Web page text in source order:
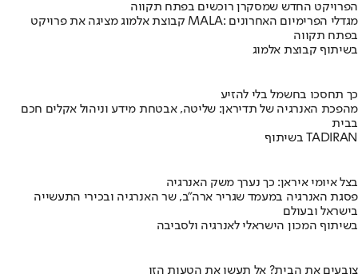
הפרויקט החדש שמסקרן רוכשים בפתח תקווה
קבוצת אלמוג מציגה את פרויקט MALA: מגדלי הפרימיום האחרונים
בפתח תקווה
בשיתוף קבוצת אלמוג
כך תחסכו בחשמל בלי להזיע
מהפכת האנרגיה של תדיראן: שליטה, אבטחת מידע וניהול אקלים חכם
בבית
בשיתוף TADIRAN
בצל איומי איראן: כך נערך משק האנרגיה
פסגת האנרגיה במעמד שגריר ארה"ב, שר האנרגיה ובכירי התעשייה
בישראל ובעולם
בשיתוף המכון הישראלי לאנרגיה ולסביבה
צובעים את הבית? אל תעשו את הטעות הזו